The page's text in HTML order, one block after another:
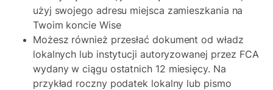
użyj swojego adresu miejsca zamieszkania na
Twoim koncie Wise
Możesz również przesłać dokument od władz
lokalnych lub instytucji autoryzowanej przez FCA
wydany w ciągu ostatnich 12 miesięcy. Na
przykład roczny podatek lokalny lub pismo